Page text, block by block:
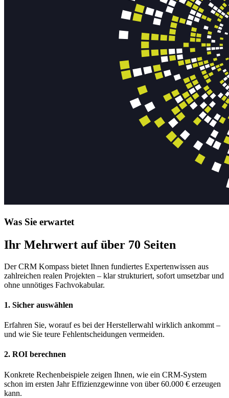
Was Sie erwartet
Ihr Mehrwert auf über 70 Seiten
Der CRM Kompass bietet Ihnen fundiertes Expertenwissen aus
zahlreichen realen Projekten – klar strukturiert, sofort umsetzbar und
ohne unnötiges Fachvokabular.
1. Sicher auswählen
Erfahren Sie, worauf es bei der Herstellerwahl wirklich ankommt –
und wie Sie teure Fehlentscheidungen vermeiden.
2. ROI berechnen
Konkrete Rechenbeispiele zeigen Ihnen, wie ein CRM-System
schon im ersten Jahr Effizienzgewinne von über 60.000 € erzeugen
kann.